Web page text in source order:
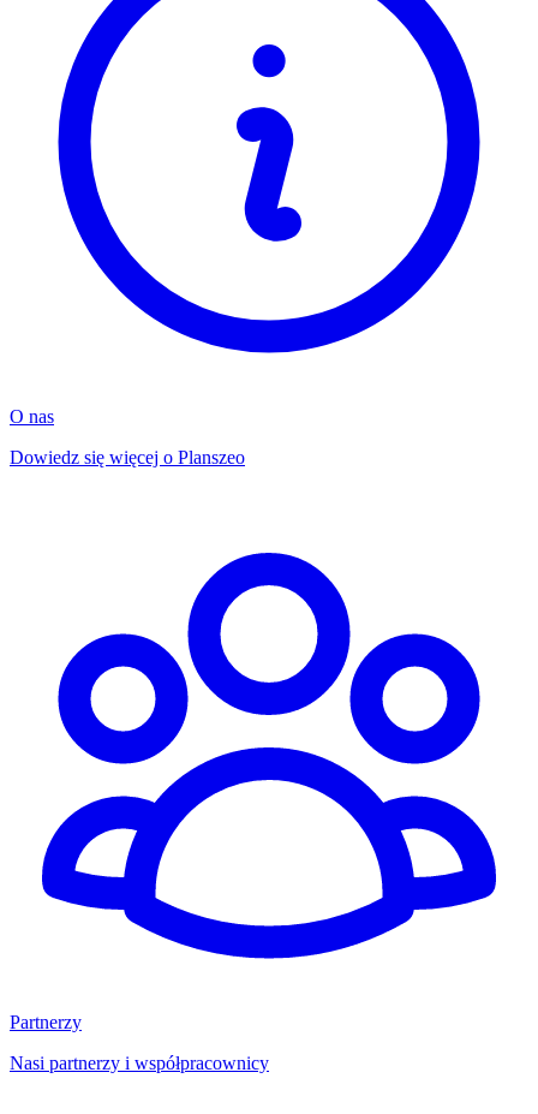
O nas
Dowiedz się więcej o Planszeo
Partnerzy
Nasi partnerzy i współpracownicy